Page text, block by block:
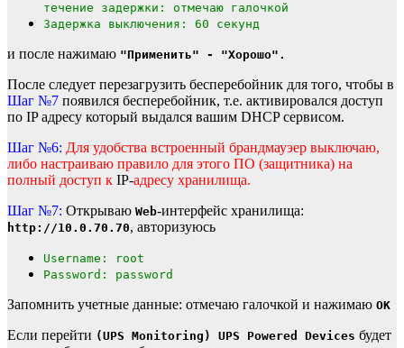
течение задержки: отмечаю галочкой
Задержка выключения: 60 секунд
и после нажимаю "Применить" - "Хорошо".
После следует перезагрузить бесперебойник для того, чтобы в
Шаг №7 появился бесперебойник, т.е. активировался доступ
по IP адресу который выдался вашим DHCP сервисом.
Шаг №6: Для удобства встроенный брандмауэер выключаю,
либо настраиваю правило для этого ПО (защитника) на
полный доступ к IP-адресу хранилища.
Шаг №7: Открываю Web-интерфейс хранилища:
http://10.0.70.70, авторизуюсь
Username: root
Password: password
Запомнить учетные данные: отмечаю галочкой и нажимаю ОК
Если перейти (UPS Monitoring) UPS Powered Devices будет